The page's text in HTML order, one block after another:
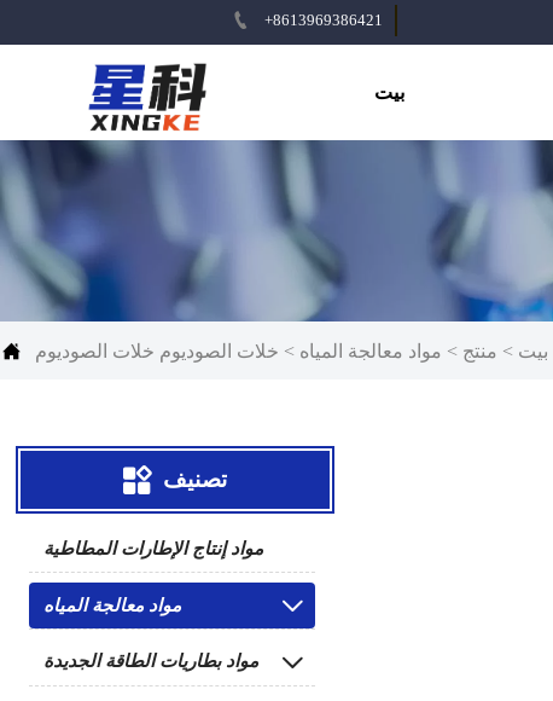
 +8613969386421
بيت
 بيت > منتج > مواد معالجة المياه > خلات الصوديوم خلات الصوديوم
 تصنيف
مواد إنتاج الإطارات المطاطية
مواد معالجة المياه 
مواد بطاريات الطاقة الجديدة 